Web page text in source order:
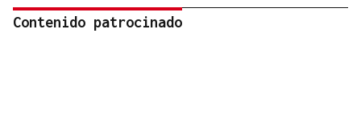
Contenido patrocinado